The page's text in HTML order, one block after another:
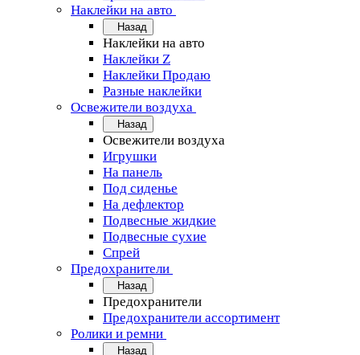
Наклейки на авто
Назад
Наклейки на авто
Наклейки Z
Наклейки Продаю
Разные наклейки
Освежители воздуха
Назад
Освежители воздуха
Игрушки
На панель
Под сиденье
На дефлектор
Подвесные жидкие
Подвесные сухие
Спрей
Предохранители
Назад
Предохранители
Предохранители ассортимент
Ролики и ремни
Назад